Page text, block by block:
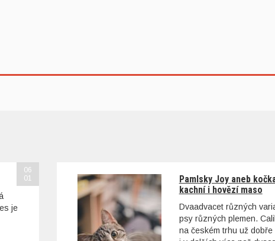
je
06
01
Pamlsky Joy aneb
kachní i hovězí maso
Dvaadvacet různých
psy různých plemen.
na českém trhu už